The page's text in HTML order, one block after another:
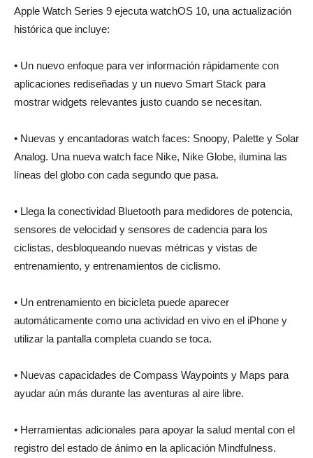
Apple Watch Series 9 ejecuta watchOS 10, una actualización
histórica que incluye:
• Un nuevo enfoque para ver información rápidamente con
aplicaciones rediseñadas y un nuevo Smart Stack para
mostrar widgets relevantes justo cuando se necesitan.
• Nuevas y encantadoras watch faces: Snoopy, Palette y Solar
Analog. Una nueva watch face Nike, Nike Globe, ilumina las
líneas del globo con cada segundo que pasa.
• Llega la conectividad Bluetooth para medidores de potencia,
sensores de velocidad y sensores de cadencia para los
ciclistas, desbloqueando nuevas métricas y vistas de
entrenamiento, y entrenamientos de ciclismo.
• Un entrenamiento en bicicleta puede aparecer
automáticamente como una actividad en vivo en el iPhone y
utilizar la pantalla completa cuando se toca.
• Nuevas capacidades de Compass Waypoints y Maps para
ayudar aún más durante las aventuras al aire libre.
• Herramientas adicionales para apoyar la salud mental con el
registro del estado de ánimo en la aplicación Mindfulness.